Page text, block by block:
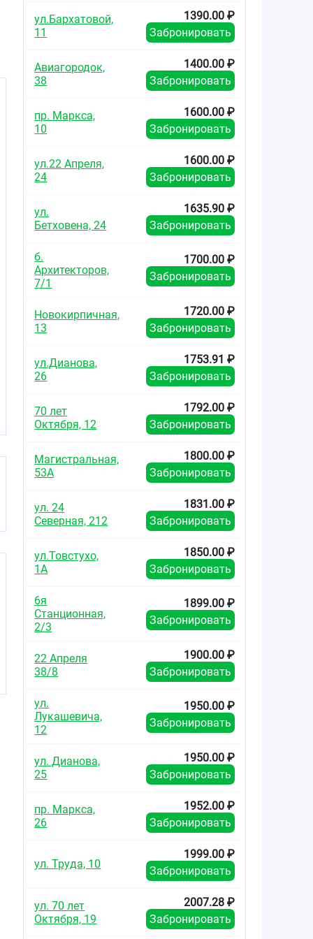
ул.Бархатовой,
11
1390.00 ₽
Забронировать
Авиагородок,
38
1400.00 ₽
Забронировать
пр. Маркса,
10
1600.00 ₽
Забронировать
ул.22 Апреля,
24
1600.00 ₽
Забронировать
ул.
Бетховена, 24
1635.90 ₽
Забронировать
б.
Архитекторов,
7/1
1700.00 ₽
Забронировать
Новокирпичная,
13
1720.00 ₽
Забронировать
ул.Дианова,
26
1753.91 ₽
Забронировать
70 лет
Октября, 12
1792.00 ₽
Забронировать
Магистральная,
53А
1800.00 ₽
Забронировать
ул. 24
Северная, 212
1831.00 ₽
Забронировать
ул.Товстухо,
1А
1850.00 ₽
Забронировать
6я
Станционная,
2/3
1899.00 ₽
Забронировать
22 Апреля
38/8
1900.00 ₽
Забронировать
ул.
Лукашевича,
12
1950.00 ₽
Забронировать
ул. Дианова,
25
1950.00 ₽
Забронировать
пр. Маркса,
26
1952.00 ₽
Забронировать
ул. Труда, 10
1999.00 ₽
Забронировать
ул. 70 лет
Октября, 19
2007.28 ₽
Забронировать